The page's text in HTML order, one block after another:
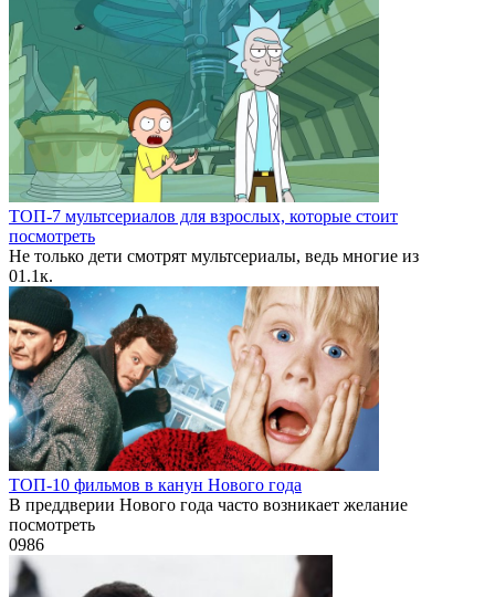
ТОП-7 мультсериалов для взрослых, которые стоит
посмотреть
Не только дети смотрят мультсериалы, ведь многие из
01.1к.
ТОП-10 фильмов в канун Нового года
В преддверии Нового года часто возникает желание
посмотреть
0986